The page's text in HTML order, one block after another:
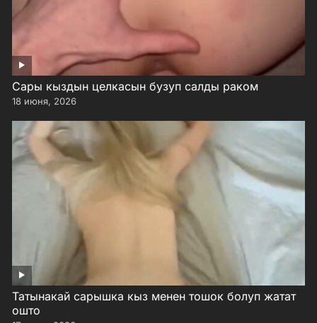
Сары кыздын целкасын бузуп салды раком
18 июня, 2026
Татынакай сарышка кыз менен тошок болуп жатат
ошто